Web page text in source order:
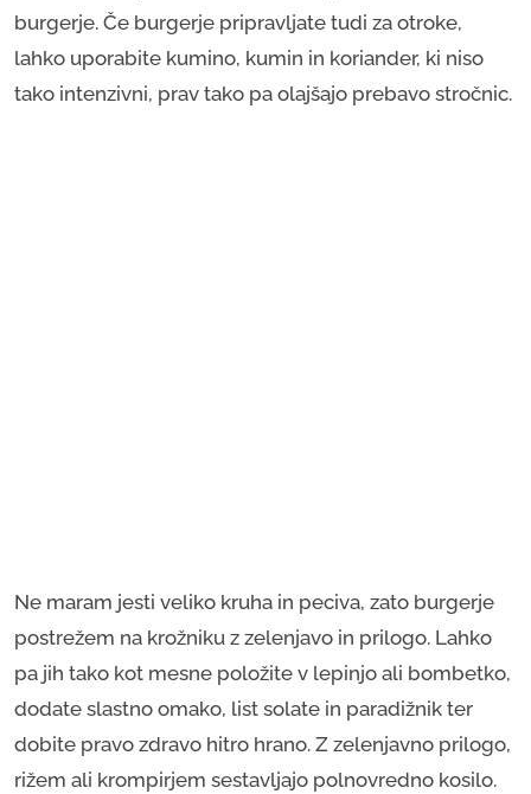
burgerje. Če burgerje pripravljate tudi za otroke,
lahko uporabite kumino, kumin in koriander, ki niso
tako intenzivni, prav tako pa olajšajo prebavo stročnic.
Ne maram jesti veliko kruha in peciva, zato burgerje
postrežem na krožniku z zelenjavo in prilogo. Lahko
pa jih tako kot mesne položite v lepinjo ali bombetko,
dodate slastno omako, list solate in paradižnik ter
dobite pravo zdravo hitro hrano. Z zelenjavno prilogo,
rižem ali krompirjem sestavljajo polnovredno kosilo.